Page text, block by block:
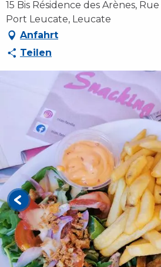
15 Bis Résidence des Arènes,
Port Leucate, Leucate
Anfahrt
Teilen